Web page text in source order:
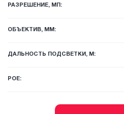
РАЗРЕШЕНИЕ, МП:
ОБЪЕКТИВ, ММ:
ДАЛЬНОСТЬ ПОДСВЕТКИ, М:
POE: